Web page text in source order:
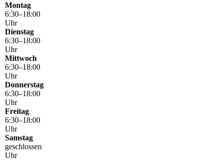
Montag
6:30–18:00
Uhr
Dienstag
6:30–18:00
Uhr
Mittwoch
6:30–18:00
Uhr
Donnerstag
6:30–18:00
Uhr
Freitag
6:30–18:00
Uhr
Samstag
geschlossen
Uhr